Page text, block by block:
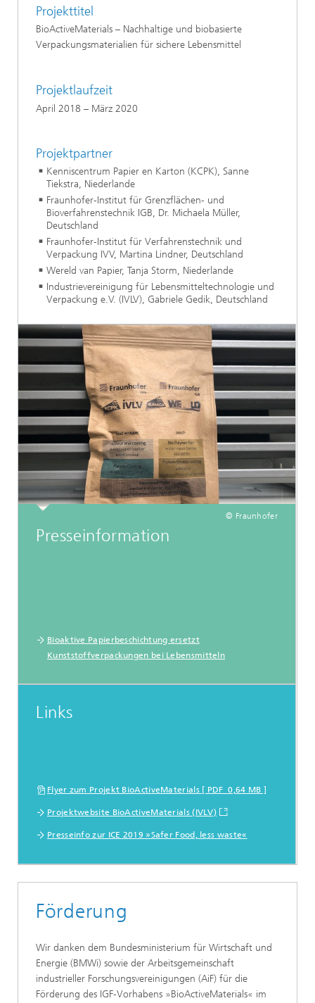
Projekttitel
BioActiveMaterials – Nachhaltige und biobasierte
Verpackungsmaterialien für sichere Lebensmittel
Projektlaufzeit
April 2018 – März 2020
Projektpartner
Kenniscentrum Papier en Karton (KCPK), Sanne
Tiekstra, Niederlande
Fraunhofer-Institut für Grenzflächen- und
Bioverfahrenstechnik IGB, Dr. Michaela Müller,
Deutschland
Fraunhofer-Institut für Verfahrenstechnik und
Verpackung IVV, Martina Lindner, Deutschland
Wereld van Papier, Tanja Storm, Niederlande
Industrievereinigung für Lebensmitteltechnologie und
Verpackung e.V. (IVLV), Gabriele Gedik, Deutschland
© Fraunhofer
Presseinformation
Bioaktive Papierbeschichtung ersetzt
Kunststoffverpackungen bei Lebensmitteln
Links
Flyer zum Projekt BioActiveMaterials [ PDF 0,64 MB ]
Projektwebsite BioActiveMaterials (IVLV)
Presseinfo zur ICE 2019 »Safer Food, less waste«
Förderung
Wir danken dem Bundesministerium für Wirtschaft und
Energie (BMWi) sowie der Arbeitsgemeinschaft
industrieller Forschungsvereinigungen (AiF) für die
Förderung des IGF-Vorhabens »BioActiveMaterials« im